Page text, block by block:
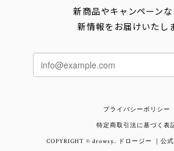
新商品やキャンペーン
新情報をお届けいたし
プライバシーポリシー
特定商取引法に基づく表
COPYRIGHT © drowsy.. ドロージー ｜公